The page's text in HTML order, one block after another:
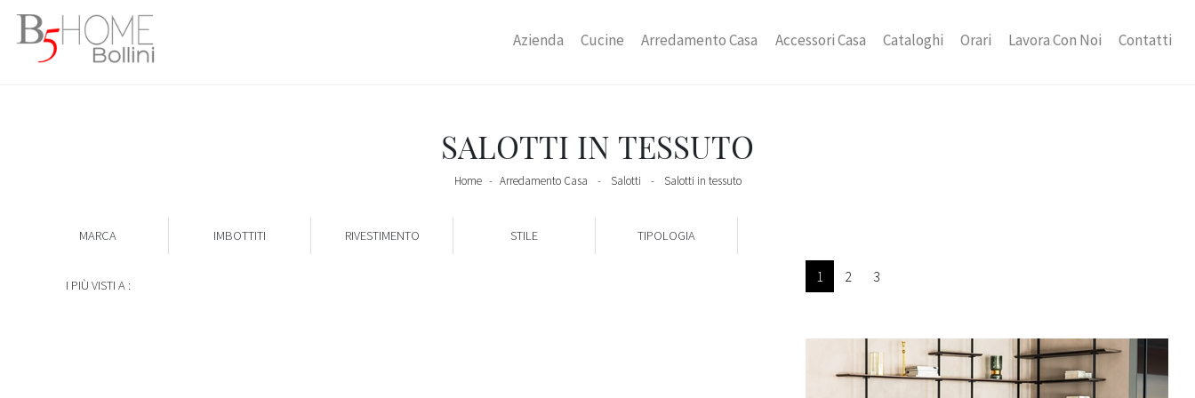
Azienda Cucine Arredamento Casa Accessori Casa Cataloghi Orari Lavora Con Noi Contatti
SALOTTI IN TESSUTO
Home - Arredamento Casa - Salotti - Salotti in tessuto
MARCA IMBOTTITI RIVESTIMENTO STILE TIPOLOGIA
I PIÙ VISTI A : 1 2 3